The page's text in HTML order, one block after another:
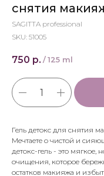
снятия
SAGITTA professional
SKU: 51005
750 р. / 125 ml
Гель детокс для снятия
Мечтаете о чистой и
детокс-гель - это мягкое,
очищения, которое
остатков макияжа и